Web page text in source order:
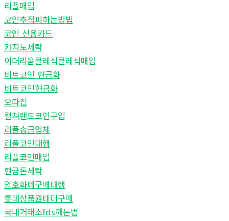
리플매입
코인추적피하는방법
코인 신용카드
카지노세탁
이더리움클레식클레식매입
비트코인 현금화
비트코인현금화
오다집
컬쳐랜드코인구입
리플송금업체
리플코인대행
리플코인매입
현금돈세탁
암호화폐구매대행
롯데상품권테더구매
국내거래소fds깨는법